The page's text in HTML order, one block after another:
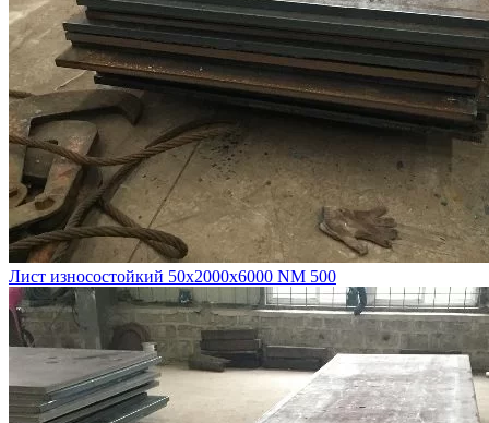
Лист износостойкий 50х2000х6000 NM 500